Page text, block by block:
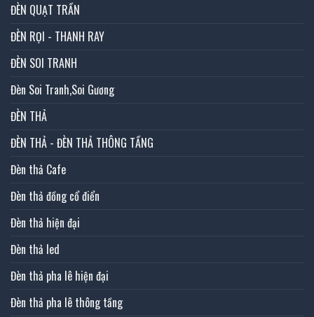
ĐÈN QUẠT TRẦN
ĐÈN RỌI - THANH RAY
ĐÈN SOI TRANH
Đèn Soi Tranh,Soi Gương
ĐÈN THẢ
ĐÈN THẢ - ĐÈN THẢ THÔNG TẦNG
Đèn thả Cafe
Đèn thả đồng cổ điển
Đèn thả hiện đại
Đèn thả led
Đèn thả pha lê hiện đại
Đèn thả pha lê thông tầng